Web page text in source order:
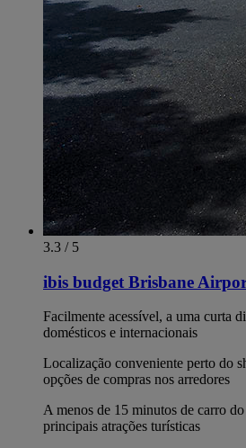
3.3 / 5
ibis budget Brisbane
Facilmente acessível, a uma curta
domésticos e internacionais
Localização conveniente perto do
opções de compras nos arredores
A menos de 15 minutos de carro
principais atrações turísticas